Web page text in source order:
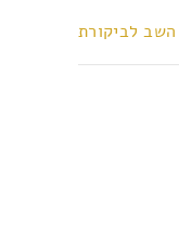
השב לביקורת